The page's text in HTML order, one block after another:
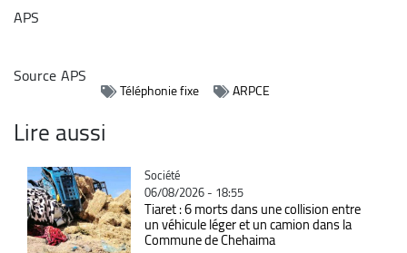
APS
SourceAPS
Téléphonie fixe ARPCE
Lire aussi
Catégorie
Société
06/08/2026 - 18:55
Tiaret : 6 morts dans une collision entre
un véhicule léger et un camion dans la
Commune de Chehaima